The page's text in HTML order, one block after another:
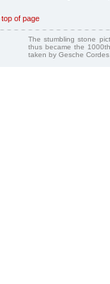
top of page
The stumbling stone
thus became the
taken by Gesche